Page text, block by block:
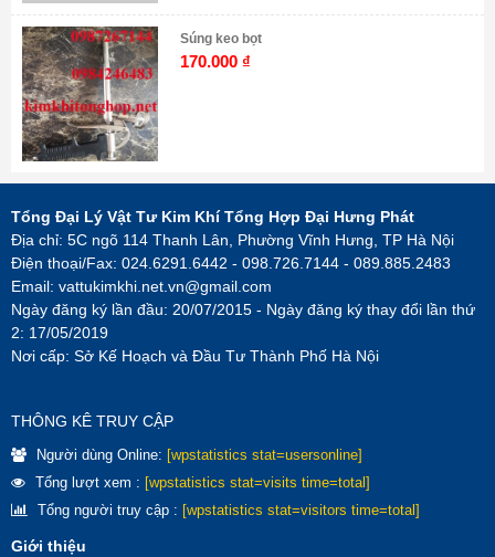
Súng keo bọt
170.000 ₫
Tổng Đại Lý Vật Tư Kim Khí Tổng Hợp Đại Hưng Phát
Địa chỉ: 5C ngõ 114 Thanh Lân, Phường Vĩnh Hưng, TP Hà Nội
Điện thoại/Fax: 024.6291.6442 - 098.726.7144 - 089.885.2483
Email: vattukimkhi.net.vn@gmail.com
Ngày đăng ký lần đầu: 20/07/2015 - Ngày đăng ký thay đổi lần thứ
2: 17/05/2019
Nơi cấp: Sở Kế Hoạch và Đầu Tư Thành Phố Hà Nội
THÔNG KÊ TRUY CẬP
Người dùng Online: [wpstatistics stat=usersonline]
Tổng lượt xem : [wpstatistics stat=visits time=total]
Tổng người truy cập : [wpstatistics stat=visitors time=total]
Giới thiệu